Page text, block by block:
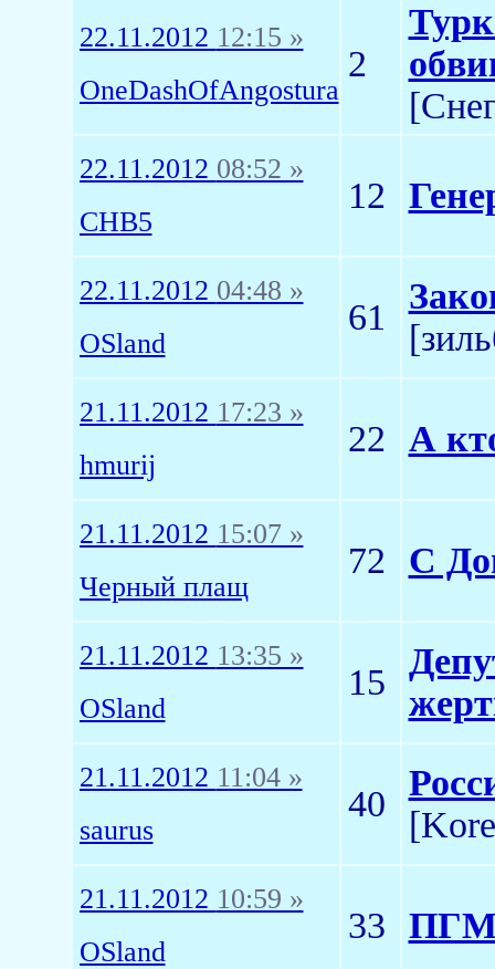
22.11.2012 12:15 »
OneDashOfAngostura
2
22.11.2012 08:52 »
СНВ5
12
22.11.2012 04:48 »
OSland
61
21.11.2012 17:23 »
hmurij
22 А
21.11.2012 15:07 »
Черный плащ
72 C
21.11.2012 13:35 »
OSland
15
21.11.2012 11:04 »
saurus
40
21.11.2012 10:59 »
OSland
33 ПГМ